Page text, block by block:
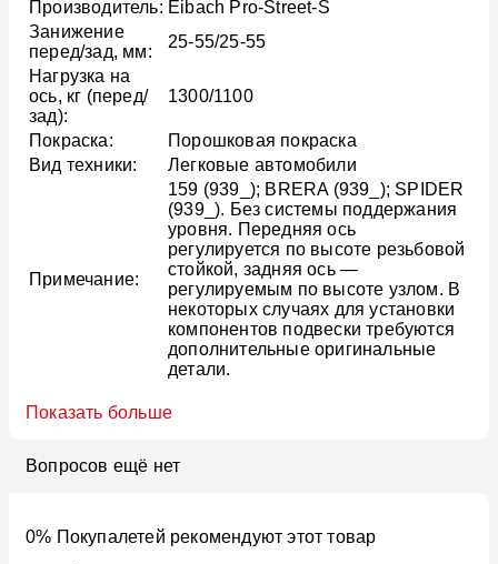
Производитель: Eibach Pro-Street-S
Занижение
перед/зад, мм:
25-55/25-55
Нагрузка на
ось, кг (перед/
зад):
1300/1100
Покраска:
Порошковая покраска
Вид техники:
Легковые автомобили
Примечание:
159 (939_); BRERA (939_); SPIDER
(939_). Без системы поддержания
уровня. Передняя ось
регулируется по высоте резьбовой
стойкой, задняя ось —
регулируемым по высоте узлом. В
некоторых случаях для установки
компонентов подвески требуются
дополнительные оригинальные
детали.
Показать больше
Вопросов ещё нет
0% Покупалетей рекомендуют этот товар